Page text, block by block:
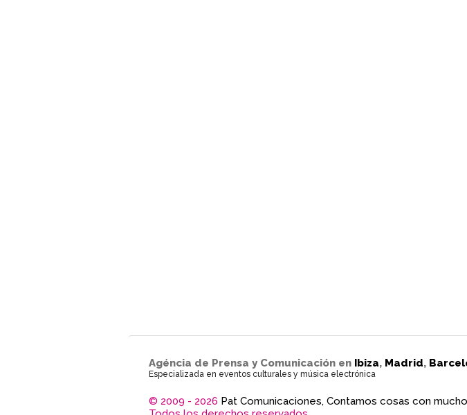
Agéncia de Prensa y Comunicación en Ibiza, Madrid,
Especializada en eventos culturales y música electrónica
© 2009 - 2026 Pat Comunicaciones, Contamos cosas con